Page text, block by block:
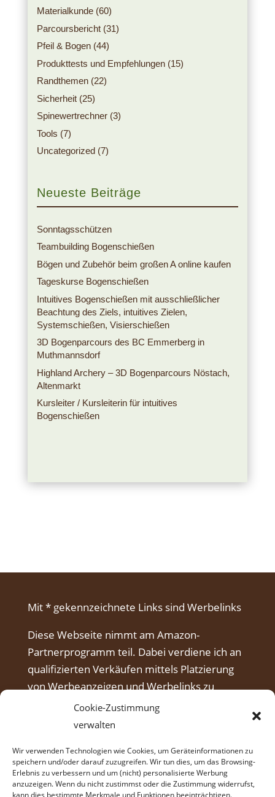
Cookie-Zustimmung
verwalten
Wir verwenden Technologien wie Cookies, um Geräteinformationen zu
speichern und/oder darauf zuzugreifen. Wir tun dies, um das Browsing-
Erlebnis zu verbessern und um (nicht) personalisierte Werbung
anzuzeigen. Wenn du nicht zustimmst oder die Zustimmung widerrufst,
kann dies bestimmte Merkmale und Funktionen beeinträchtigen.
Materialkunde(60)
Parcoursbericht(31)
Pfeil & Bogen(44)
Produkttests und Empfehlungen(15)
Randthemen(22)
Sicherheit(25)
Spinewertrechner(3)
Tools (7)
Uncategorized(7)
Neueste Beiträge
Sonntagsschützen
Teambuilding Bogenschießen
Bögen und Zubehör beim großen A online kaufen
Tageskurse Bogenschießen
Intuitives Bogenschießen mit ausschließlicher
Beachtung des Ziels, intuitives Zielen,
Systemschießen, Visierschießen
3D Bogenparcours des BC Emmerberg in
Muthmannsdorf
Highland Archery – 3D Bogenparcours Nöstach,
Altenmarkt
Kursleiter / Kursleiterin für intuitives
Bogenschießen
Mit * gekennzeichnete Links sind Werbelinks
Diese Webseite nimmt am Amazon-
Partnerprogramm teil. Dabei verdiene ich an
qualifizierten Verkäufen mittels Platzierung
von Werbeanzeigen und Werbelinks zu